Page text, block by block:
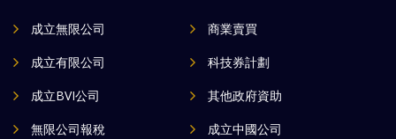
成立無限公司
成立有限公司
成立BVI公司
無限公司報稅
商業賣買
科技券計劃
其他政府資助
成立中國公司